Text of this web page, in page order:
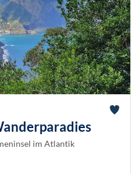
im Atlantik